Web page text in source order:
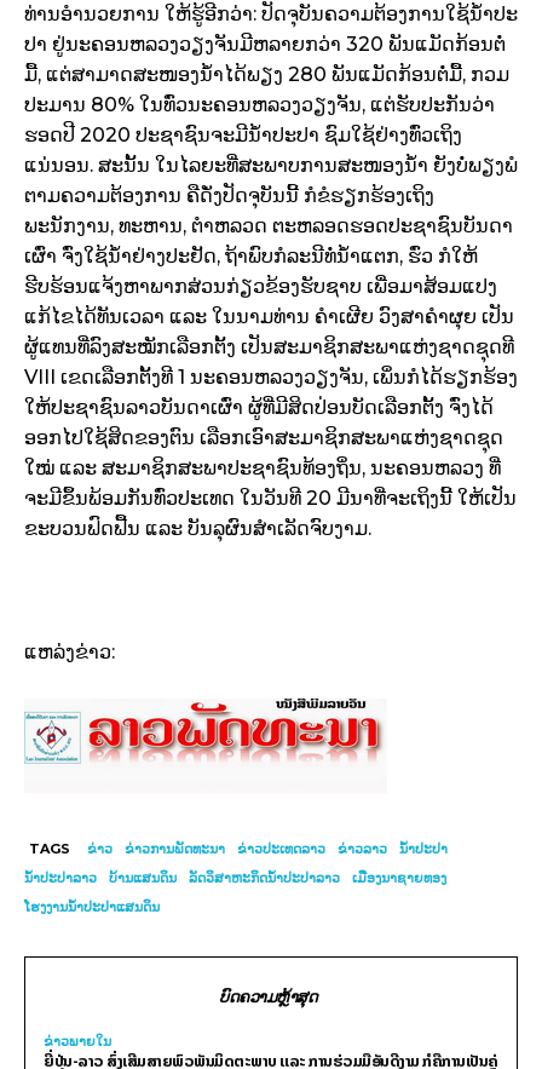
ທ່ານອໍານວຍການ ໃຫ້ຮູ້ອີກວ່າ: ປັດຈຸບັນຄວາມຕ້ອງການໃຊ້ນໍ້າປະ
ປາ ຢູ່ນະຄອນຫລວງວຽງຈັນມີຫລາຍກວ່າ 320 ພັນແມັດກ້ອນຕໍ່
ມື້, ແຕ່ສາມາດສະໜອງນໍ້າໄດ້ພຽງ 280 ພັນແມັດກ້ອນຕໍ່ມື້, ກວມ
ປະມານ 80% ໃນທົ່ວນະຄອນຫລວງວຽງຈັນ, ແຕ່ຮັບປະກັນວ່າ
ຮອດປີ 2020 ປະຊາຊົນຈະມີນໍ້າປະປາ ຊົມໃຊ້ຢ່າງທົ່ວເຖິງ
ແນ່ນອນ. ສະນັ້ນ ໃນໄລຍະທີ່ສະພາບການສະໜອງນໍ້າ ຍັງບໍ່ພຽງພໍ
ຕາມຄວາມຕ້ອງການ ຄືດັ່ງປັດຈຸບັນນີ້ ກໍຂໍຮຽກຮ້ອງເຖິງ
ພະນັກງານ, ທະຫານ, ຕໍາຫລວດ ຕະຫລອດຮອດປະຊາຊົນບັນດາ
ເຜົ່າ ຈົ່ງໃຊ້ນໍ້າຢ່າງປະຢັດ, ຖ້າພົບກໍລະນີທໍ່ນໍ້າແຕກ, ຮົ່ວ ກໍໃຫ້
ຮີບຮ້ອນແຈ້ງຫາພາກສ່ວນກ່ຽວຂ້ອງຮັບຊາບ ເພື່ອມາສ້ອມແປງ
ແກ້ໄຂໄດ້ທັນເວລາ ແລະ ໃນນາມທ່ານ ຄໍາເຜີຍ ວົງສາຄໍາຜຸຍ ເປັນ
ຜູ້ແທນທີ່ລົງສະໝັກເລືອກຕັ້ງ ເປັນສະມາຊິກສະພາແຫ່ງຊາດຊຸດທີ
VIII ເຂດເລືອກຕັ້ງທີ 1 ນະຄອນຫລວງວຽງຈັນ, ເພິ່ນກໍໄດ້ຮຽກຮ້ອງ
ໃຫ້ປະຊາຊົນລາວບັນດາເຜົ່າ ຜູ້ທີ່ມີສິດປ່ອນບັດເລືອກຕັ້ງ ຈົ່ງໄດ້
ອອກໄປໃຊ້ສິດຂອງຕົນ ເລືອກເອົາສະມາຊິກສະພາແຫ່ງຊາດຊຸດ
ໃໝ່ ແລະ ສະມາຊິກສະພາປະຊາຊົນທ້ອງຖິ່ນ, ນະຄອນຫລວງ ທີ່
ຈະມີຂຶ້ນພ້ອມກັນທົ່ວປະເທດ ໃນວັນທີ 20 ມີນາທີ່ຈະເຖິງນີ້ ໃຫ້ເປັນ
ຂະບວນຟົດຟື້ນ ແລະ ບັນລຸຜົນສໍາເລັດຈົບງາມ.
ແຫລ່ງຂ່າວ:
TAGS ຂ່າວ ຂ່າວການພັດທະນາ ຂ່າວປະເທດລາວ ຂ່າວລາວ
ນ້ຳປະປາ
ນ້ຳປະປາລາວ
ບ້ານແສນດິນ ລັດວິສາຫະກິດນ້ຳປະປາລາວ
ເມືອງນາຊາຍທອງ
ໂຮງງານນ້ຳປະປາແສນດິນ
ບົດຄວາມຫຼ້າສຸດ
ຂ່າວພາຍ​ໃນ
ຍີ່ປຸ່ນ-ລາວ ສົ່ງເສີມສາຍພົວພັນມິດຕະພາບ ແລະ ການຮ່ວມມືອັນດີງາມ ກໍຄືການເປັນຄູ່